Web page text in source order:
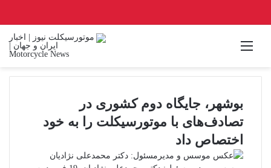
منو
بوشهر، جایگاه دوم کشوری در
تصادف‌های با موتورسیکلت را به خود
اختصاص داد